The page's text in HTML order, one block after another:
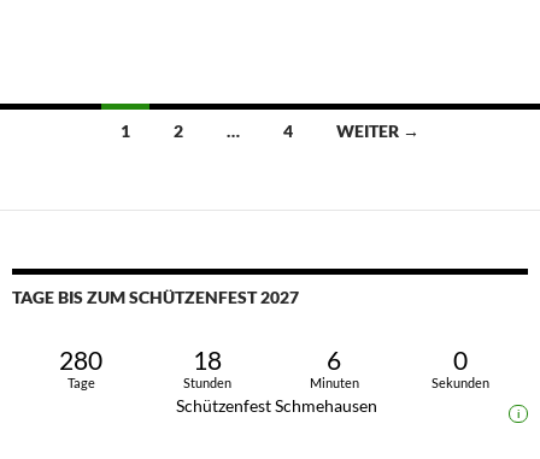
Beitragsnavigation
1 2 … 4 WEITER →
TAGE BIS ZUM SCHÜTZENFEST 2027
280
Tage
18
Stunden
5
Minuten
59
Sekunden
Schützenfest Schmehausen i